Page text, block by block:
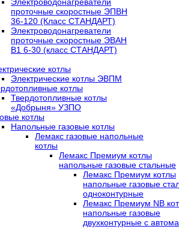
проточные скоростные ЭПВН
36-120 (Класс СТАНДАРТ)
Электроводонагреватели
проточные скоростные ЭВАН
В1 6-30 (класс СТАНДАРТ)
котлы
Электрические котлы ЭВПМ
котлы
Твердотопливные котлы
«Добрыня» УЗПО
котлы
Напольные газовые котлы
Лемакс газовые напольные
котлы
Лемакс Премиум котлы
напольные газовые стальные
Лемакс Премиум котлы
напольные газовые
одноконтурные
Лемакс Премиум NB
напольные газовые
двухконтурные c